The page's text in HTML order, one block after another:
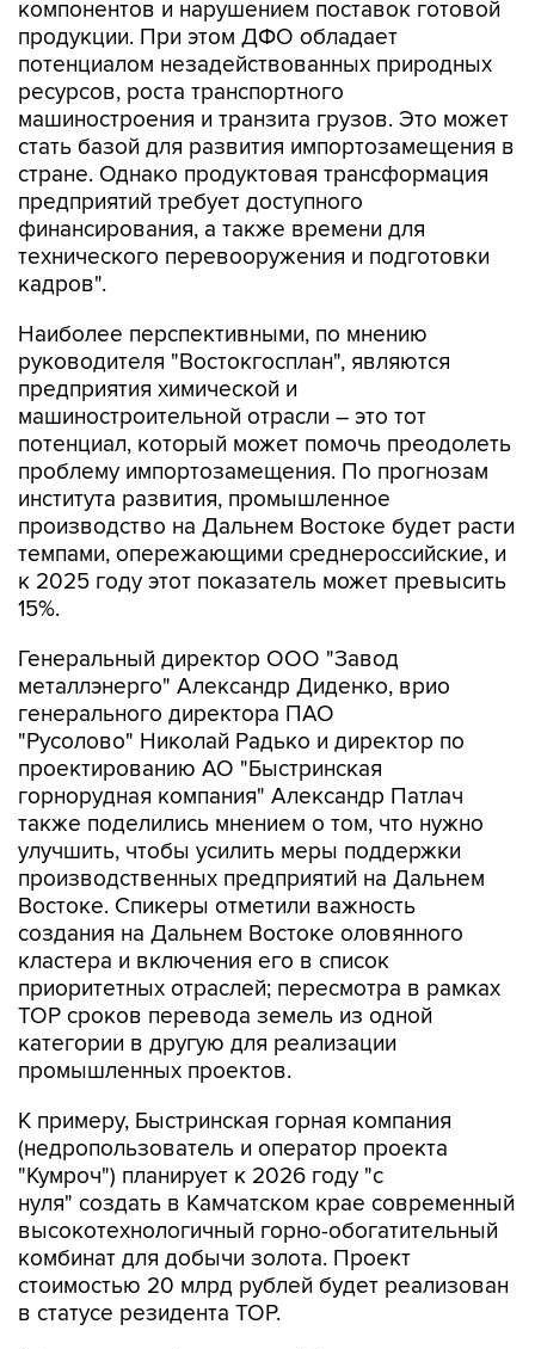
компонентов и нарушением поставок готовой
продукции. При этом ДФО обладает
потенциалом незадействованных природных
ресурсов, роста транспортного
машиностроения и транзита грузов. Это может
стать базой для развития импортозамещения в
стране. Однако продуктовая трансформация
предприятий требует доступного
финансирования, а также времени для
технического перевооружения и подготовки
кадров".
Наиболее перспективными, по мнению
руководителя "Востокгосплан", являются
предприятия химической и
машиностроительной отрасли – это тот
потенциал, который может помочь преодолеть
проблему импортозамещения. По прогнозам
института развития, промышленное
производство на Дальнем Востоке будет расти
темпами, опережающими среднероссийские, и
к 2025 году этот показатель может превысить
15%.
Генеральный директор ООО "Завод
металлэнерго" Александр Диденко, врио
генерального директора ПАО
"Русолово" Николай Радько и директор по
проектированию АО "Быстринская
горнорудная компания" Александр Патлач
также поделились мнением о том, что нужно
улучшить, чтобы усилить меры поддержки
производственных предприятий на Дальнем
Востоке. Спикеры отметили важность
создания на Дальнем Востоке оловянного
кластера и включения его в список
приоритетных отраслей; пересмотра в рамках
ТОР сроков перевода земель из одной
категории в другую для реализации
промышленных проектов.
К примеру, Быстринская горная компания
(недропользователь и оператор проекта
"Кумроч") планирует к 2026 году "с
нуля" создать в Камчатском крае современный
высокотехнологичный горно-обогатительный
комбинат для добычи золота. Проект
стоимостью 20 млрд рублей будет реализован
в статусе резидента ТОР.